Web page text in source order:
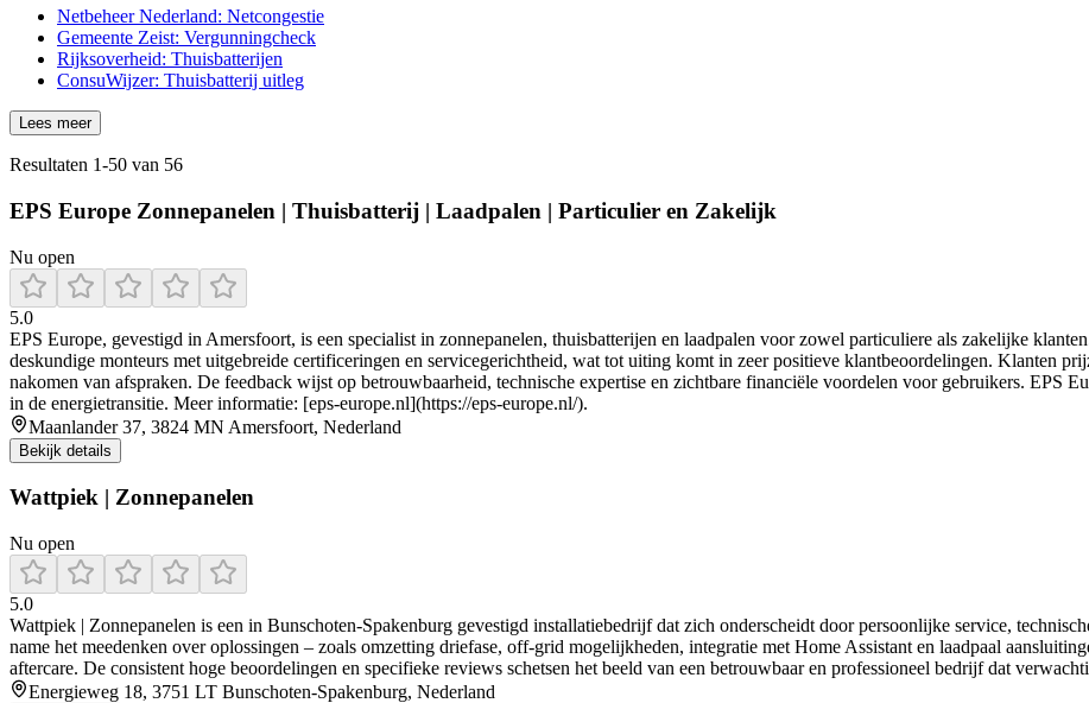
Netbeheer Nederland: Netcongestie
Gemeente Zeist: Vergunningcheck
Rijksoverheid: Thuisbatterijen
ConsuWijzer: Thuisbatterij uitleg
Lees meer
Resultaten 1-50 van 56
EPS Europe Zonnepanelen | Thuisbatterij | Laadpalen | Particulier en Zakelijk
Nu open
5.0
EPS Europe, gevestigd in Amersfoort, is een specialist in zonnepanelen, thuisbatterijen en laadpalen voor zowel particuliere als zakelijke
deskundige monteurs met uitgebreide certificeringen en servicegerichtheid, wat tot uiting komt in zeer positieve klantbeoordelingen. Klanten
nakomen van afspraken. De feedback wijst op betrouwbaarheid, technische expertise en zichtbare financiële voordelen voor gebruikers. EPS
in de energietransitie. Meer informatie: [eps-europe.nl](https://eps-europe.nl/).
Maanlander 37, 3824 MN Amersfoort, Nederland
Bekijk details
Wattpiek | Zonnepanelen
Nu open
5.0
Wattpiek | Zonnepanelen is een in Bunschoten‑Spakenburg gevestigd installatiebedrijf dat zich onderscheidt door persoonlijke service,
name het meedenken over oplossingen – zoals omzetting driefase, off‑grid mogelijkheden, integratie met Home Assistant en laadpaal
aftercare. De consistent hoge beoordelingen en specifieke reviews schetsen het beeld van een betrouwbaar en professioneel bedrijf dat
Energieweg 18, 3751 LT Bunschoten-Spakenburg, Nederland